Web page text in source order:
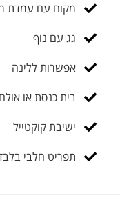
מקום עם עמדת
גג עם נוף
אפשרות ללינה
בית כנסת או
ישיבת קוקטייל
תפריט חלבי